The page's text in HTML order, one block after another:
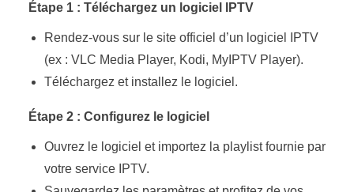
Étape 1 : Téléchargez un logiciel IPTV
Rendez-vous sur le site officiel d’un logiciel IPTV
(ex : VLC Media Player, Kodi, MyIPTV Player).
Téléchargez et installez le logiciel.
Étape 2 : Configurez le logiciel
Ouvrez le logiciel et importez la playlist fournie par
votre service IPTV.